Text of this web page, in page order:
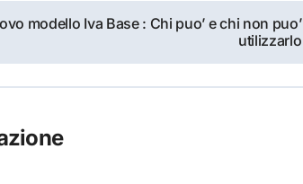
modello Iva Base : Chi puo’ e chi non puo’
utilizzarlo